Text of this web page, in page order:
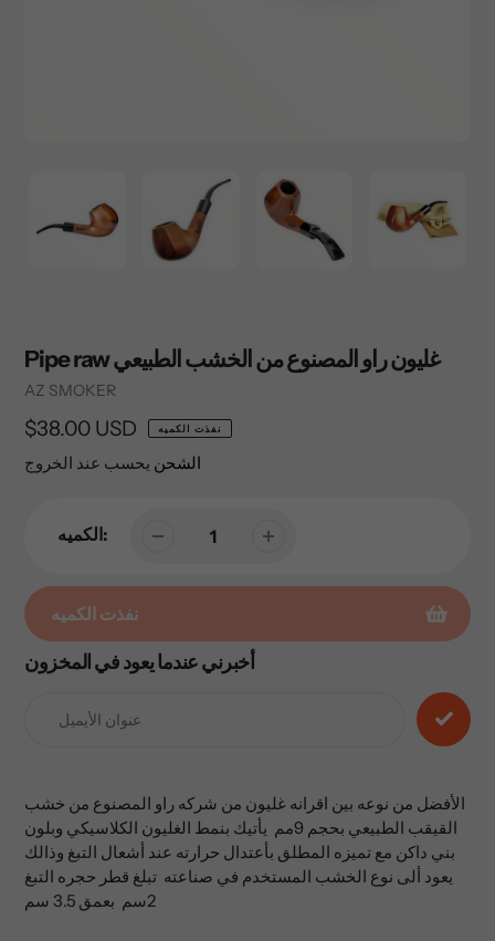
Pipe raw غليون راو المصنوع من الخشب الطبيعي
Vendor
AZ SMOKER
السعر
العادي
$38.00 USD نفذت الكميه
الشحن يحسب عند الخروج
الكميه:
نفذت الكميه
إضافة
بك
أخبرني عندما يعود في المخزون
الأفضل من نوعه بين اقرانه غليون من شركه راو المصنوع من خشب
القيقب الطبيعي بحجم 9مم يأتيك بنمط الغليون الكلاسيكي وبلون
بني داكن مع تميزه المطلق بأعتدال حرارته عند أشعال التبغ وذالك
يعود ألى نوع الخشب المستخدم في صناعته تبلغ قطر حجره التبغ
2سم بعمق 3.5 سم